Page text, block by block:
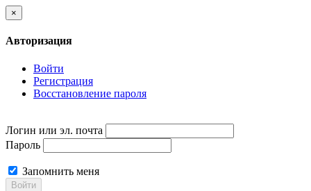
×
Авторизация
Войти
Регистрация
Восстановление пароля
Логин или эл. почта
Пароль
Запомнить меня
Войти